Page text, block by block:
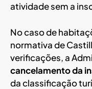
atividade sem a
No caso de
normativa de
verificações, a
cancelamento da
da classificação